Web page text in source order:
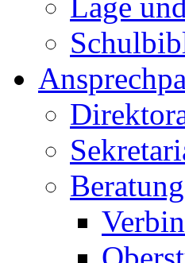
Lage
Beratung